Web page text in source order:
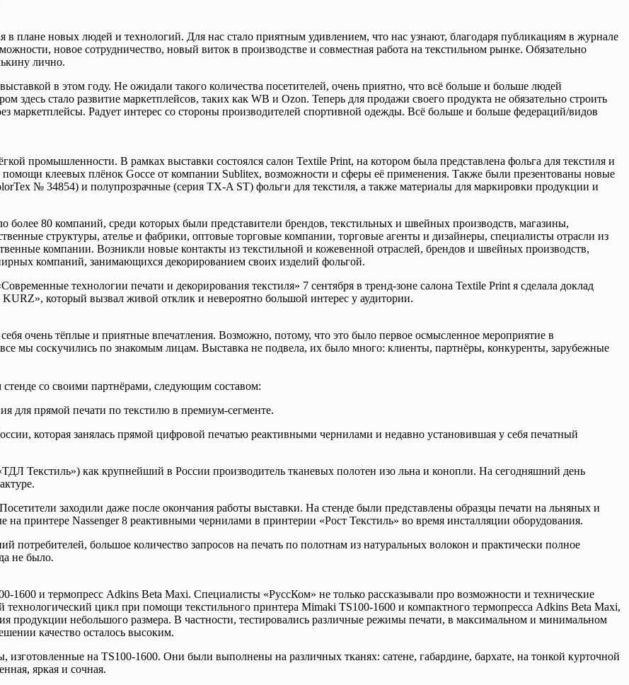
в плане новых людей и технологий. Для нас стало приятным удивлением, что нас узнают, благодаря публикациям в журнале
новое сотрудничество, новый виток в производстве и совместная работа на текстильном рынке. Обязательно
лично.
в этом году. Не ожидали такого количества посетителей, очень приятно, что всё больше и больше людей
стало развитие маркетплейсов, таких как WB и Ozon. Теперь для продажи своего продукта не обязательно строить
маркетплейсы. Радует интерес со стороны производителей спортивной одежды. Всё больше и больше федераций/видов
промышленности. В рамках выставки состоялся салон Textile Print, на котором была представлена фольга для текстиля и
клеевых плёнок Gocce от компании Sublitex, возможности и сферы её применения. Также были презентованы новые
№ 34854) и полупрозрачные (серия TX-A ST) фольги для текстиля, а также материалы для маркировки продукции и
более 80 компаний, среди которых были представители брендов, текстильных и швейных производств, магазины,
структуры, ателье и фабрики, оптовые торговые компании, торговые агенты и дизайнеры, специалисты отрасли из
компании. Возникли новые контакты из текстильной и кожевенной отраслей, брендов и швейных производств,
компаний, занимающихся декорированием своих изделий фольгой.
технологии печати и декорирования текстиля» 7 сентября в тренд-зоне салона Textile Print я сделала доклад
который вызвал живой отклик и невероятно большой интерес у аудитории.
очень тёплые и приятные впечатления. Возможно, потому, что это было первое осмысленное мероприятие в
мы соскучились по знакомым лицам. Выставка не подвела, их было много: клиенты, партнёры, конкуренты, зарубежные
со своими партнёрами, следующим составом:
для прямой печати по текстилю в премиум-сегменте.
которая занялась прямой цифровой печатью реактивными чернилами и недавно установившая у себя печатный
Текстиль») как крупнейший в России производитель тканевых полотен изо льна и конопли. На сегодняшний день
заходили даже после окончания работы выставки. На стенде были представлены образцы печати на льняных и
принтере Nassenger 8 реактивными чернилами в принтерии «Рост Текстиль» во время инсталляции оборудования.
потребителей, большое количество запросов на печать по полотнам из натуральных волокон и практически полное
не было.
1600 и термопресс Adkins Beta Maxi. Специалисты «РуссКом» не только рассказывали про возможности и технические
цикл при помощи текстильного принтера Mimaki TS100-1600 и компактного термопресса Adkins Beta Maxi,
продукции небольшого размера. В частности, тестировались различные режимы печати, в максимальном и минимальном
качество осталось высоким.
на TS100-1600. Они были выполнены на различных тканях: сатене, габардине, бархате, на тонкой курточной
яркая и сочная.